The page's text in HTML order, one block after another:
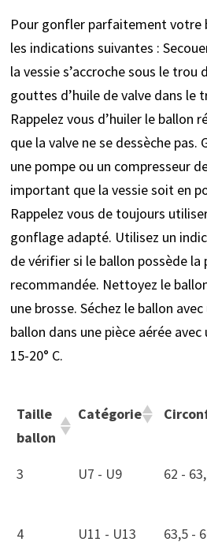
Pour gonfler parfaitement votre
les indications suivantes :
la vessie s’accroche sous le trou
gouttes d’huile de valve dans le
Rappelez vous d’huiler le ballon
que la valve ne se dessèche pas.
une pompe ou un compresseur
important que la vessie soit en
Rappelez vous de toujours
gonflage adapté. Utilisez un
de vérifier si le ballon possède la
recommandée. Nettoyez le
une brosse. Séchez le ballon
ballon dans une pièce aérée
15-20° C.
Taille
ballon
Catégorie
3
U7 - U9 62 -
4 U11 - U13 63,5 -